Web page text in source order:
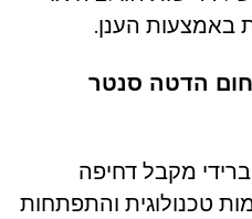
באמצעות הענן.
הדטה סנטר
מקבל דחיפה
טכנולוגית והתפתחות